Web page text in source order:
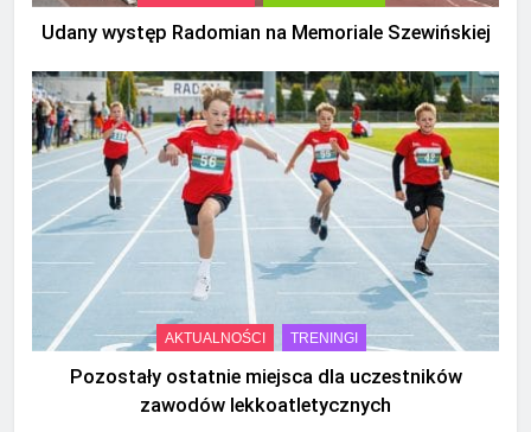
Udany występ Radomian na Memoriale Szewińskiej
AKTUALNOŚCI TRENINGI
Pozostały ostatnie miejsca dla uczestników
zawodów lekkoatletycznych